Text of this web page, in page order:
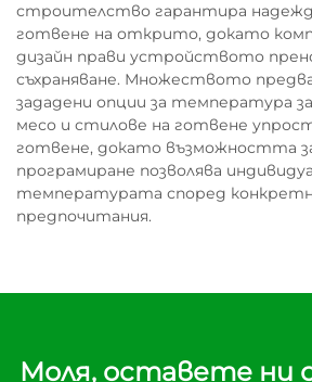
строителство гарантира
готвене на открито, докато
дизайн прави устройството
съхраняване. Множеството
зададени опции за температура
месо и стилове на готвене
готвене, докато възможността
програмиране позволява
температурата според
предпочитания.
Моля, оставете ни